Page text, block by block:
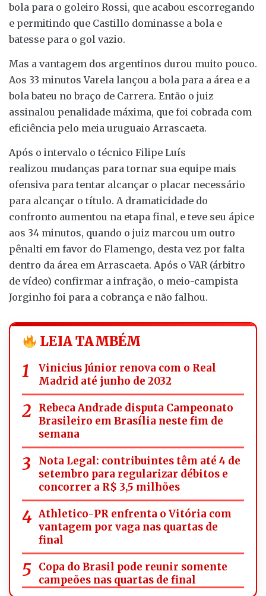
bola para o goleiro Rossi, que acabou escorregando
e permitindo que Castillo dominasse a bola e
batesse para o gol vazio.
Mas a vantagem dos argentinos durou muito pouco.
Aos 33 minutos Varela lançou a bola para a área e a
bola bateu no braço de Carrera. Então o juiz
assinalou penalidade máxima, que foi cobrada com
eficiência pelo meia uruguaio Arrascaeta.
Após o intervalo o técnico Filipe Luís
realizou mudanças para tornar sua equipe mais
ofensiva para tentar alcançar o placar necessário
para alcançar o título. A dramaticidade do
confronto aumentou na etapa final, e teve seu ápice
aos 34 minutos, quando o juiz marcou um outro
pênalti em favor do Flamengo, desta vez por falta
dentro da área em Arrascaeta. Após o VAR (árbitro
de vídeo) confirmar a infração, o meio-campista
Jorginho foi para a cobrança e não falhou.
LEIA TAMBÉM
Vinicius Júnior renova com o Real
Madrid até junho de 2032
Rebeca Andrade disputa Campeonato
Brasileiro em Brasília neste fim de
semana
Nota Legal: contribuintes têm até 4 de
setembro para regularizar débitos e
concorrer a R$ 3,5 milhões
Athletico-PR enfrenta o Vitória com
vantagem por vaga nas quartas de
final
Copa do Brasil pode reunir somente
campeões nas quartas de final